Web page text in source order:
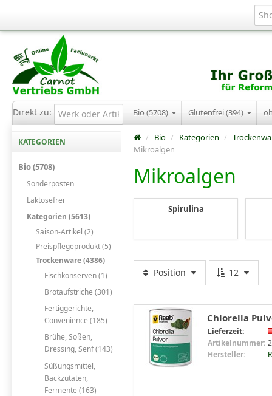
Direkt zu: Bio (5708) Glutenfrei (394)
KATEGORIEN
Bio (5708)
Sonderposten
Laktosefrei
Kategorien (5613)
Saison-Artikel (2)
Preispflegeprodukt (5)
Trockenware (4386)
Fischkonserven (1)
Brotaufstriche (301)
Fertiggerichte,
Convenience (185)
Brühe, Soßen,
Dressing, Senf (143)
Süßungsmittel,
Backzutaten,
Fermente (163)
/ Bio / Kategorien /
Mikroalgen
Mikroalgen
Spirulina
Position 12
Chlorella
Lieferzeit:
Artikelnummer:
Hersteller: